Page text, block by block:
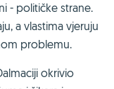
- političke strane.
a vlastima vjeruju
problemu.
okrivio